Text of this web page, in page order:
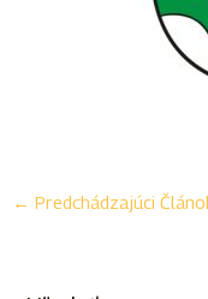
← Predchádzajúci